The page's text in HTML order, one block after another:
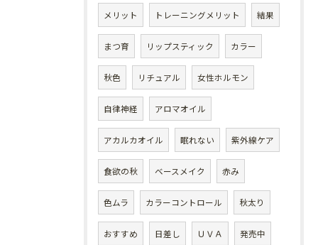
メリット トレーニングメリット 結果
まつ育 リップスティック カラー
秋色 リチュアル 女性ホルモン
自律神経 アロマオイル
アカルカオイル 眠れない 紫外線ケア
食欲の秋 ベースメイク 赤み
色ムラ カラーコントロール 秋太り
おすすめ 日差し ＵＶＡ 発売中